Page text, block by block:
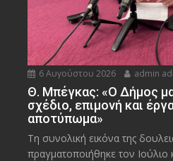
6 Αυγούστου 2026 admin
Θ. Μπέγκας: «Ο Δήμος
σχέδιο, επιμονή και
αποτύπωμα»
Τη συνολική εικόνα της
πραγματοποιήθηκε τον Ιούλιο